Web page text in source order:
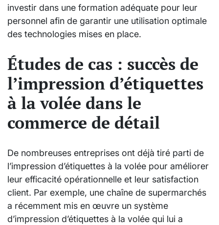
investir dans une formation adéquate pour leur
personnel afin de garantir une utilisation optimale
des technologies mises en place.
Études de cas : succès de
l’impression d’étiquettes
à la volée dans le
commerce de détail
De nombreuses entreprises ont déjà tiré parti de
l’impression d’étiquettes à la volée pour améliorer
leur efficacité opérationnelle et leur satisfaction
client. Par exemple, une chaîne de supermarchés
a récemment mis en œuvre un système
d’impression d’étiquettes à la volée qui lui a